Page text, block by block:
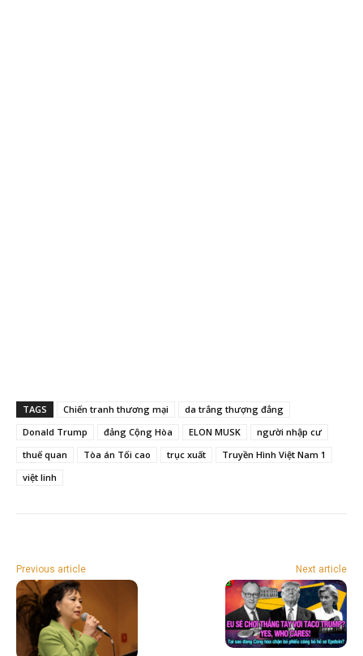
TAGS Chiến tranh thương mại
da trắng thượng đẳng
Donald Trump
đảng Cộng Hòa ELON MUSK
người nhập cư
thuế quan
Tòa án Tối cao trục xuất
Truyền Hình Việt Nam 1
việt linh
Previous article Next article